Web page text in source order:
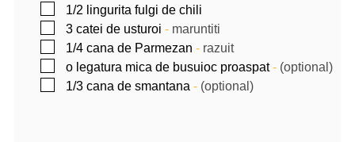
▢
1/2 lingurita fulgi de chili
▢
3 catei de usturoi - maruntiti
▢
1/4 cana de Parmezan - razuit
▢
o legatura mica de busuioc proaspat- (optional)
▢
1/3 cana de smantana - (optional)